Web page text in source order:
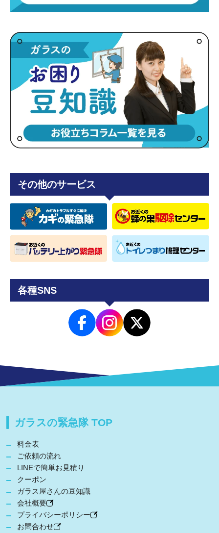
その他のサービス
各種SNS
ガラスの緊急隊 TOP
料金表
ご依頼の流れ
LINEで簡単お見積り
クーポン
ガラス屋さんの豆知識
会社概要
プライバシーポリシー
お問合わせ